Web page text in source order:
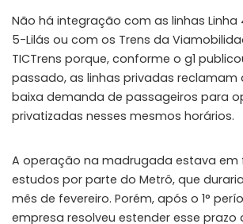
Não há integração com as linhas Linha
5-Lilás ou com os Trens da
TICTrens porque, conforme o g1
passado, as linhas privadas reclamam
baixa demanda de passageiros para
privatizadas nesses mesmos horários.
A operação na madrugada estava em
estudos por parte do Metrô, que
mês de fevereiro. Porém, após o 1°
empresa resolveu estender esse